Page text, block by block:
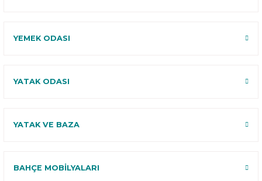
YEMEK ODASI
YATAK ODASI
YATAK VE BAZA
BAHÇE MOBİLYALARI